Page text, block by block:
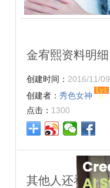
金宥熙资料明细
创建时间： 2016/11/09
创建者： 秀色女神
Lv1
0
点击： 1300
其他人还看了